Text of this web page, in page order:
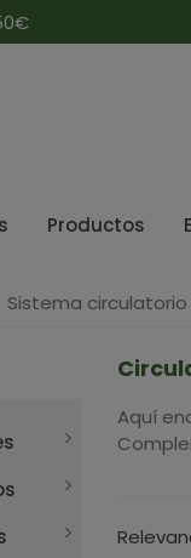
Productos
Sistema circulatorio
Aquí